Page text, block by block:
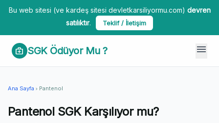
Bu web sitesi (ve kardeş sitesi devletkarsiliyormu.com) devren
satılıktır. Teklif / İletişim
medical_services SGK Ödüyor Mu ? menu
Ana Sayfa chevron_right Pantenol
Pantenol SGK Karşılıyor mu?